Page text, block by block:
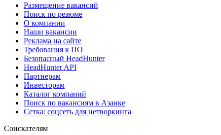
Размещение вакансий
Поиск по резюме
О компании
Наши вакансии
Реклама на сайте
Требования к ПО
Безопасный HeadHunter
HeadHunter API
Партнерам
Инвесторам
Каталог компаний
Поиск по вакансиям в Азанке
Сетка: соцсеть для нетворкинга
Соискателям